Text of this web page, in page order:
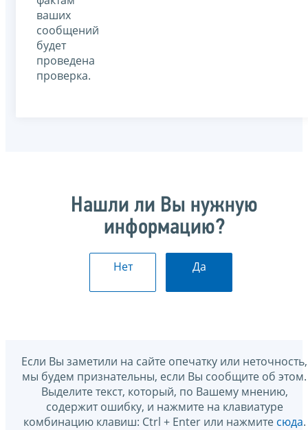
ваших
сообщений
будет
проведена
проверка.
Нашли ли Вы нужную
информацию?
Нет Да
Если Вы заметили на сайте опечатку или неточность,
мы будем признательны, если Вы сообщите об этом.
Выделите текст, который, по Вашему мнению,
содержит ошибку, и нажмите на клавиатуре
комбинацию клавиш: Ctrl + Enter или нажмите сюда.